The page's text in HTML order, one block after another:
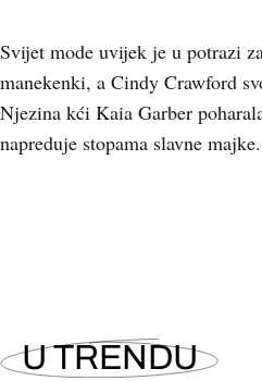
Svijet mode uvijek je u potrazi
manekenki, a Cindy Crawford
Njezina kći Kaia Garber
napreduje stopama slavne majke.
U TRENDU